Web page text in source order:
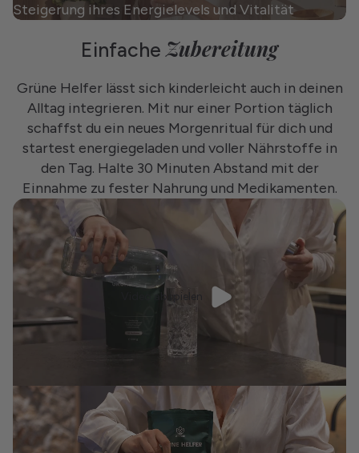
Steigerung ihres Energielevels und Vitalität
EinfacheZubereitung
Grüne Helfer lässt sich kinderleicht auch in deinen
Alltag integrieren. Mit nur einer Portion täglich
schaffst du ein neues Morgenritual für dich und
startest energiegeladen und voller Nährstoffe in
den Tag. Halte 30 Minuten Abstand mit der
Einnahme zu fester Nahrung und Medikamenten.
Video abspielen